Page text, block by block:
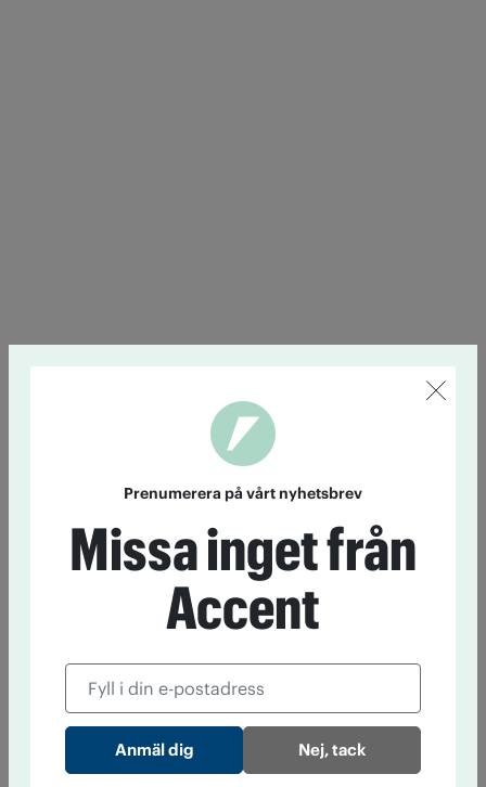
Prenumerera på vårt nyhetsbrev
Missa inget från
Accent
Nej, tack